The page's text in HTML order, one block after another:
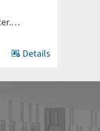
Details